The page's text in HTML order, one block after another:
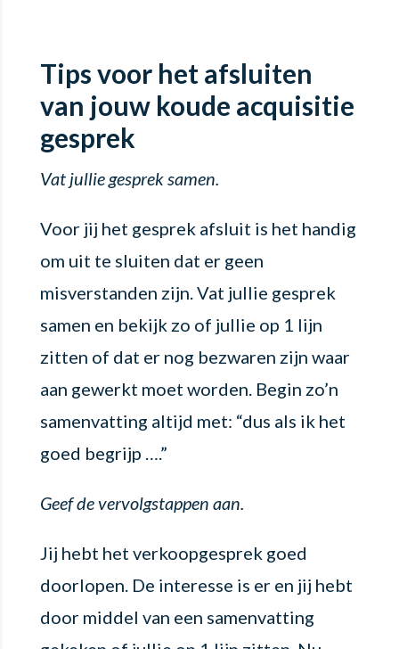
Tips voor het afsluiten
van jouw koude acquisitie
gesprek
Vat jullie gesprek samen.
Voor jij het gesprek afsluit is het handig
om uit te sluiten dat er geen
misverstanden zijn. Vat jullie gesprek
samen en bekijk zo of jullie op 1 lijn
zitten of dat er nog bezwaren zijn waar
aan gewerkt moet worden. Begin zo’n
samenvatting altijd met: “dus als ik het
goed begrijp ….”
Geef de vervolgstappen aan.
Jij hebt het verkoopgesprek goed
doorlopen. De interesse is er en jij hebt
door middel van een samenvatting